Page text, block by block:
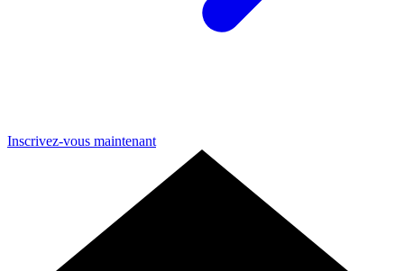
Inscrivez-vous maintenant